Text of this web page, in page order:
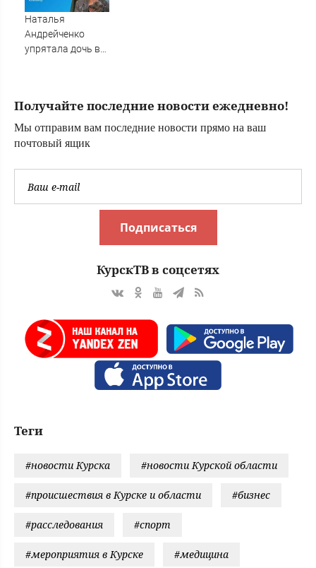
Наталья
Андрейченко
упрятала дочь в
Получайте последние новости ежедневно!
Мы отправим вам последние новости прямо на ваш
почтовый ящик
Подписаться
КурскТВ в соцсетях
Теги
#новости Курска #новости Курской области
#происшествия в Курске и области #бизнес
#расследования #спорт
#мероприятия в Курске #медицина